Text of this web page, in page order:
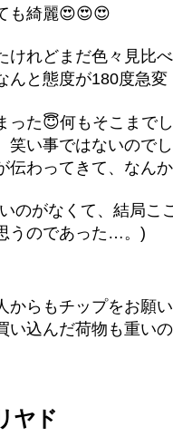
も綺麗😍😍😍
けれどまだ色々見比
んと態度が180度急変
った😇何もそこまで
笑い事ではないので
伝わってきて、なん
のがなくて、結局こ
うのであった…。)
からもチップをお願
い込んだ荷物も重いの
ヤド